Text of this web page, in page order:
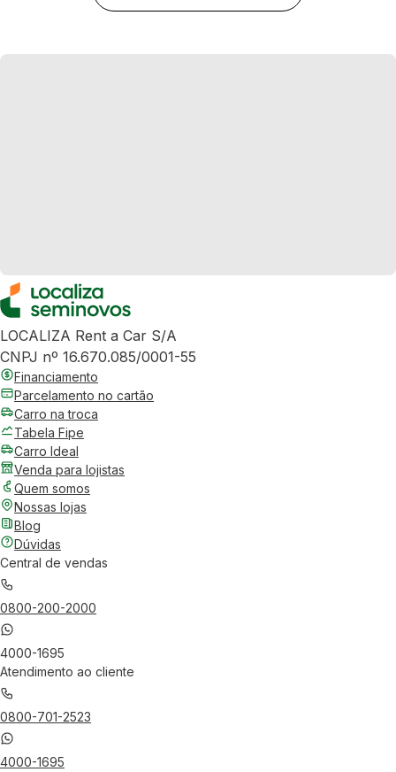
LOCALIZA Rent a Car S/A
CNPJ nº 16.670.085/0001-55
Financiamento
Parcelamento no cartão
Carro na troca
Tabela Fipe
Carro Ideal
Venda para lojistas
Quem somos
Nossas lojas
Blog
Dúvidas
Central de vendas
0800-200-2000
4000-1695
Atendimento ao cliente
0800-701-2523
4000-1695